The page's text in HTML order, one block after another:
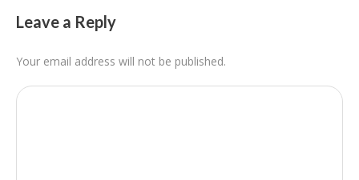
Leave a Reply
Your email address will not be published.